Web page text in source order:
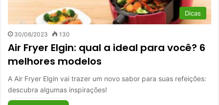
Dicas
30/06/2023 130
Air Fryer Elgin: qual a ideal para você? 6
melhores modelos
A Air Fryer Elgin vai trazer um novo sabor para suas refeições:
descubra algumas inspirações!